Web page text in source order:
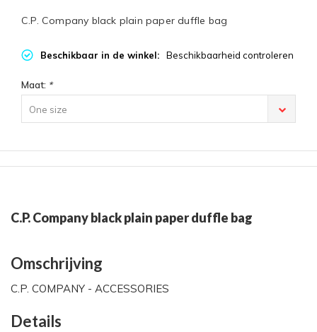
C.P. Company black plain paper duffle bag
Beschikbaar in de winkel: Beschikbaarheid controleren
Maat: *
One size
C.P. Company black plain paper duffle bag
Omschrijving
C.P. COMPANY - ACCESSORIES
Details